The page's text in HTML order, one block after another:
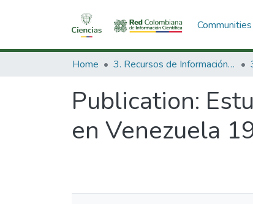
Home 3. Recursos de Información Científica y Tecnológica
Publication:
en Venezuela